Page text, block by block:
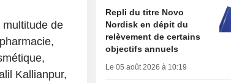
de
Kallianpur,
Repli du titre Novo
Nordisk en dépit du
relèvement de certains
objectifs annuels
Le 05 août 2026 à 10:19